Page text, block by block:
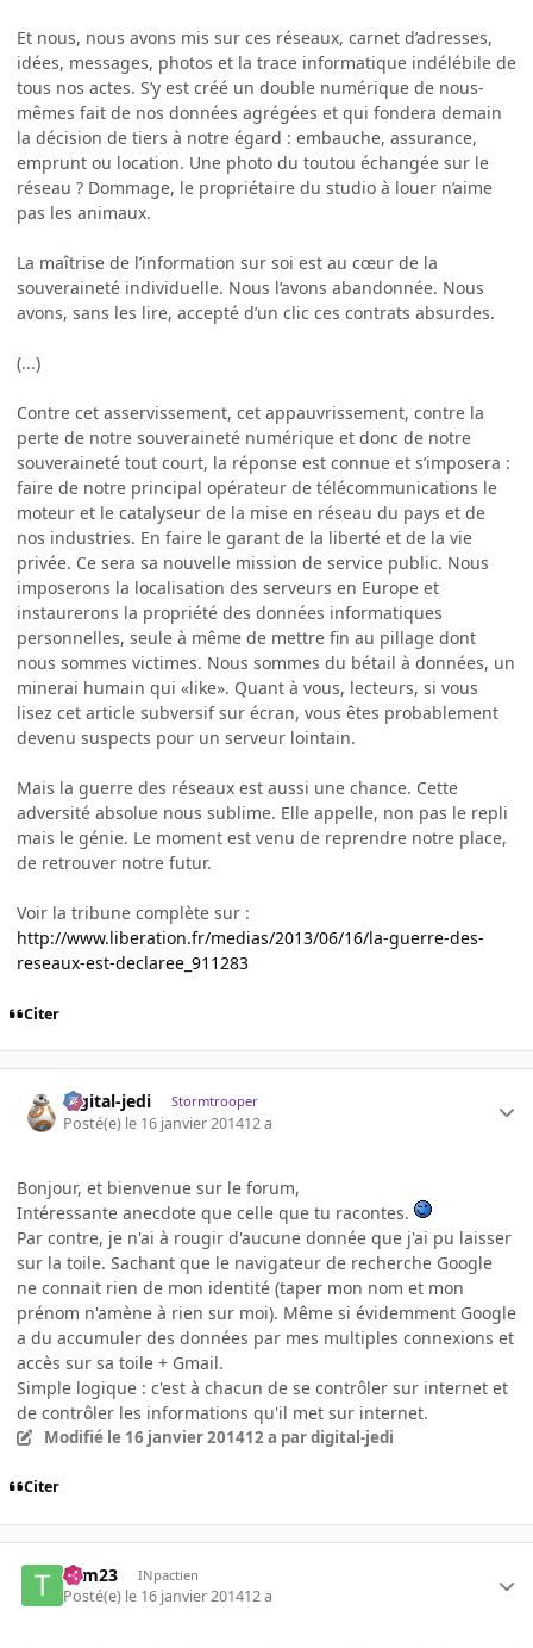
Et nous, nous avons mis sur ces réseaux, carnet d’adresses,
idées, messages, photos et la trace informatique indélébile de
tous nos actes. S’y est créé un double numérique de nous-
mêmes fait de nos données agrégées et qui fondera demain
la décision de tiers à notre égard : embauche, assurance,
emprunt ou location. Une photo du toutou échangée sur le
réseau ? Dommage, le propriétaire du studio à louer n’aime
pas les animaux.
La maîtrise de l’information sur soi est au cœur de la
souveraineté individuelle. Nous l’avons abandonnée. Nous
avons, sans les lire, accepté d’un clic ces contrats absurdes.
(...)
Contre cet asservissement, cet appauvrissement, contre la
perte de notre souveraineté numérique et donc de notre
souveraineté tout court, la réponse est connue et s’imposera :
faire de notre principal opérateur de télécommunications le
moteur et le catalyseur de la mise en réseau du pays et de
nos industries. En faire le garant de la liberté et de la vie
privée. Ce sera sa nouvelle mission de service public. Nous
imposerons la localisation des serveurs en Europe et
instaurerons la propriété des données informatiques
personnelles, seule à même de mettre fin au pillage dont
nous sommes victimes. Nous sommes du bétail à données, un
minerai humain qui «like». Quant à vous, lecteurs, si vous
lisez cet article subversif sur écran, vous êtes probablement
devenu suspects pour un serveur lointain.
Mais la guerre des réseaux est aussi une chance. Cette
adversité absolue nous sublime. Elle appelle, non pas le repli
mais le génie. Le moment est venu de reprendre notre place,
de retrouver notre futur.
Voir la tribune complète sur :
http://www.liberation.fr/medias/2013/06/16/la-guerre-des-
reseaux-est-declaree_911283
Citer
digital-jedi Stormtrooper
Posté(e) le 16 janvier 201412 a
Bonjour, et bienvenue sur le forum,
Intéressante anecdote que celle que tu racontes.
Par contre, je n'ai à rougir d'aucune donnée que j'ai pu laisser
sur la toile. Sachant que le navigateur de recherche Google
ne connait rien de mon identité (taper mon nom et mon
prénom n'amène à rien sur moi). Même si évidemment Google
a du accumuler des données par mes multiples connexions et
accès sur sa toile + Gmail.
Simple logique : c'est à chacun de se contrôler sur internet et
de contrôler les informations qu'il met sur internet.
Modifié le 16 janvier 201412 a par digital-jedi
Citer
Tom23 INpactien
Posté(e) le 16 janvier 201412 a